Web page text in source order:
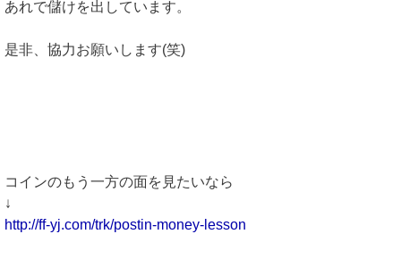
あれで儲けを出しています。
是非、協力お願いします(笑)
コインのもう一方の面を見たいなら
↓
http://ff-yj.com/trk/postin-money-lesson